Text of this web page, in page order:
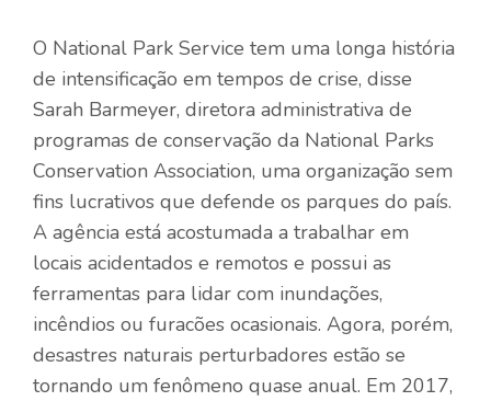
O National Park Service tem uma longa história
de intensificação em tempos de crise, disse
Sarah Barmeyer, diretora administrativa de
programas de conservação da National Parks
Conservation Association, uma organização sem
fins lucrativos que defende os parques do país.
A agência está acostumada a trabalhar em
locais acidentados e remotos e possui as
ferramentas para lidar com inundações,
incêndios ou furacões ocasionais. Agora, porém,
desastres naturais perturbadores estão se
tornando um fenômeno quase anual. Em 2017,